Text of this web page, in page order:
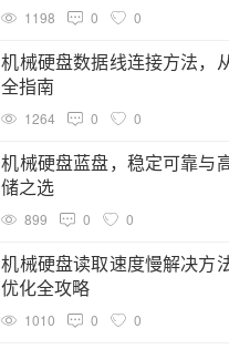
1198 0 0
机械硬盘数据线连接方法，
全指南
1264 0 0
机械硬盘蓝盘，稳定可靠与
储之选
899 0 0
机械硬盘读取速度慢解决方
优化全攻略
1010 0 0